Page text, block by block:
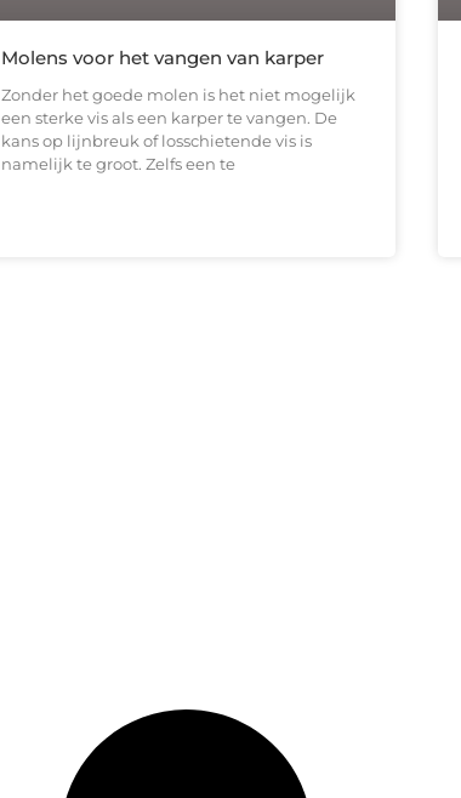
Molens voor het vangen van karper
Zonder het goede molen is het niet mogelijk
een sterke vis als een karper te vangen. De
kans op lijnbreuk of losschietende vis is
namelijk te groot. Zelfs een te